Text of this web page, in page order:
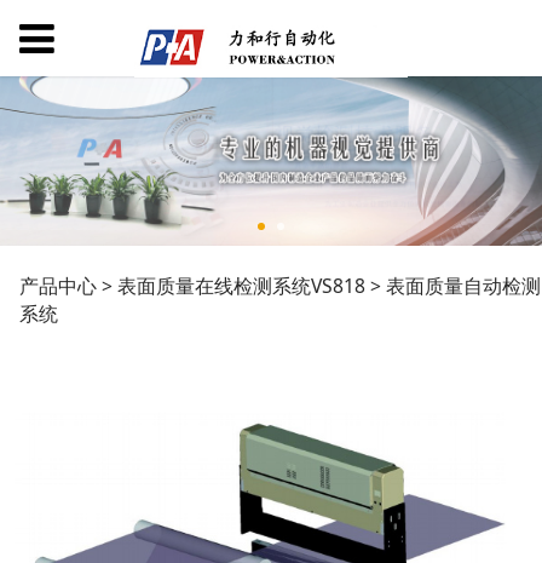
表面质量自动检测系统
产品中心>表面质量在线检测系统VS818>表面质量自动检测
系统